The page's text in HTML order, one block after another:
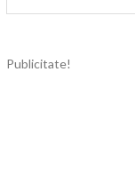
Publicitate!